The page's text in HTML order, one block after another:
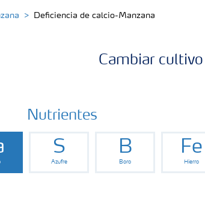
Deficiencia de calcio-Manzana
Cambiar cultivo
Nutrientes
S
Azufre
B
Boro
Fe
Hierro